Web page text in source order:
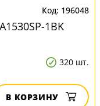
196048
1BK
320 шт.
В КОРЗИНУ